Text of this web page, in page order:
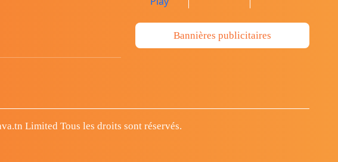
Bannières publicitaires
Limited Tous les droits sont réservés.